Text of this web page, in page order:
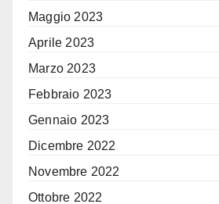
Maggio 2023
Aprile 2023
Marzo 2023
Febbraio 2023
Gennaio 2023
Dicembre 2022
Novembre 2022
Ottobre 2022